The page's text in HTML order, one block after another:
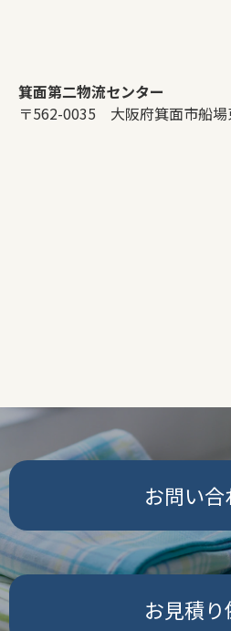
箕面第二物流センター
〒562-0035 大阪府箕面市船
お問い合
お見積